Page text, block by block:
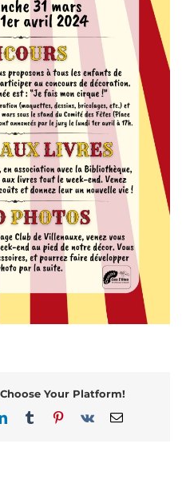
Your Platform!
LinkedInTumblrPinterest
Vk Email